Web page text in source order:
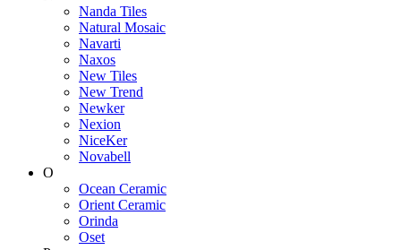
Nanda Tiles
Natural Mosaic
Navarti
Naxos
New Tiles
New Trend
Newker
Nexion
NiceKer
Novabell
O
Ocean Ceramic
Orient Ceramic
Orinda
Oset